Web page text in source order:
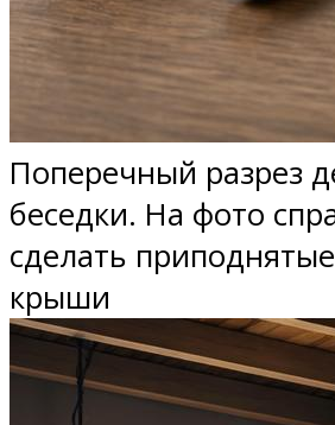
Поперечный разрез
беседки. На фото
сделать
крыши